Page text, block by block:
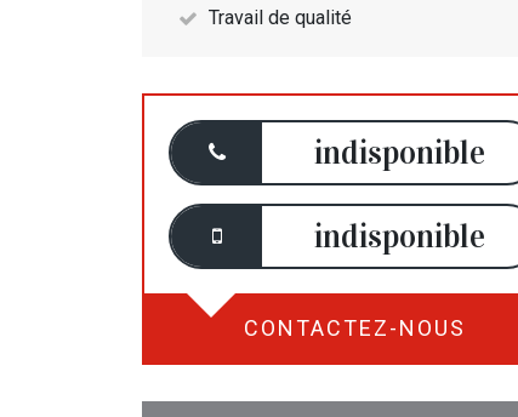
Travail de qualité
indisponible
indisponible
CONTACTEZ-NOUS